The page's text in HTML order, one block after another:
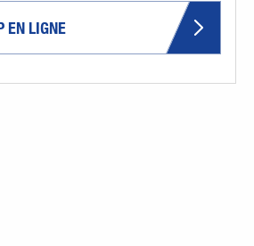
EN LIGNE